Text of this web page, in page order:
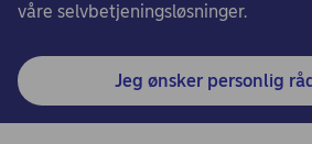
våre selvbetjeningsløsninger.
Jeg ønsker personlig